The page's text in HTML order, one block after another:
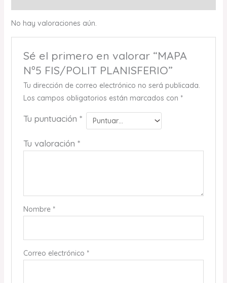
No hay valoraciones aún.
Sé el primero en valorar “MAPA
Nº5 FIS/POLIT PLANISFERIO”
Tu dirección de correo electrónico no será publicada.
Los campos obligatorios están marcados con *
Tu puntuación *
Tu valoración *
Nombre *
Correo electrónico *